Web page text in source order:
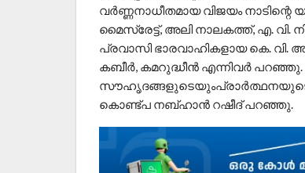
വർണ്ണനാധീതമായ വിജയം
മൈസ്രേട്ട്, അലി നാലകത്ത്, എ. വി.
പ്രവാസി ഭാരവാഹികളായ കെ. വി.
കബീർ, കമറുദ്ധീൻ എന്നിവർ
സൗഹൃദങ്ങളുടെയുംപ്രാർത്ഥനയുടെ
കൊണ്ട്പ നബ്ഹാൻ റഷീദ് പറഞ്ഞു.